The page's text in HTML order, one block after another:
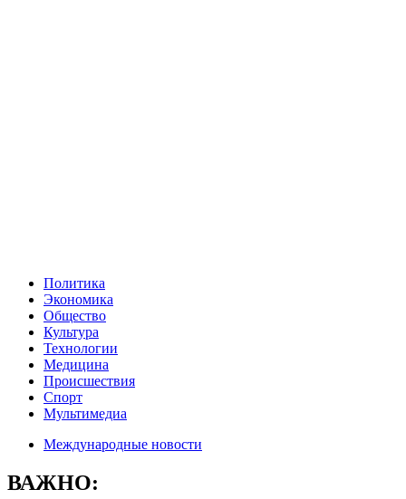
Политика
Экономика
Общество
Культура
Технологии
Медицина
Происшествия
Спорт
Мультимедиа
Международные новости
ВАЖНО: